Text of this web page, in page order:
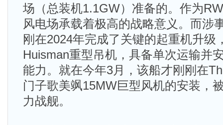
场（总装机1.1GW）准备的。作为
风电场承载着极高的战略意义。而涉
刚在2024年完成了关键的起重机升级
Huisman重型吊机，具备单次运输并
能力。就在今年3月，该船才刚刚在
门子歌美飒15MW巨型风机的安装，
力战舰。